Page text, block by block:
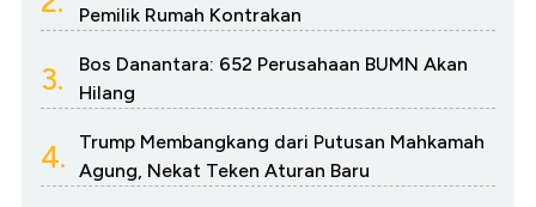
Pemilik Rumah Kontrakan
3.
Bos Danantara: 652 Perusahaan BUMN Akan
Hilang
4.
Trump Membangkang dari Putusan Mahkamah
Agung, Nekat Teken Aturan Baru